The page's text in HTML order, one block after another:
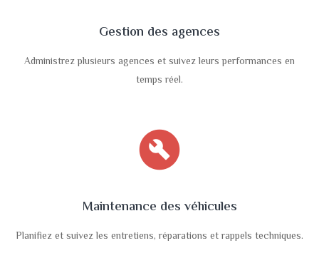
Gestion des agences
Administrez plusieurs agences et suivez leurs performances en
temps réel.
build_circle
Maintenance des véhicules
Planifiez et suivez les entretiens, réparations et rappels techniques.